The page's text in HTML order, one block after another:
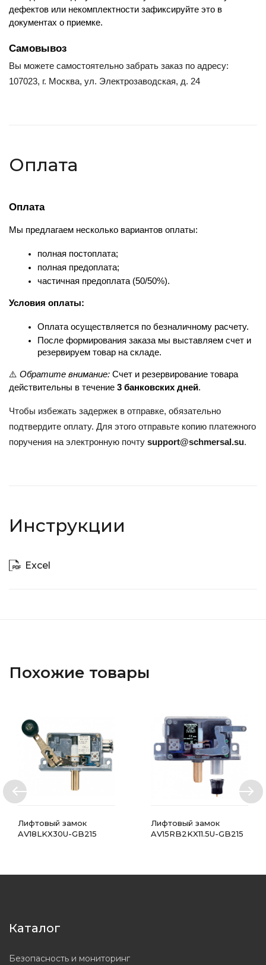
дефектов или некомплектности зафиксируйте это в
документах о приемке.
Самовывоз
Вы можете самостоятельно забрать заказ по адресу:
107023, г. Москва, ул. Электрозаводская, д. 24
Оплата
Оплата
Мы предлагаем несколько вариантов оплаты:
полная постоплата;
полная предоплата;
частичная предоплата (50/50%).
Условия оплаты:
Оплата осуществляется по безналичному расчету.
После формирования заказа мы выставляем счет и
резервируем товар на складе.
⚠️ Обратите внимание: Счет и резервирование товара
действительны в течение 3 банковских дней.
Чтобы избежать задержек в отправке, обязательно
подтвердите оплату. Для этого отправьте копию платежного
поручения на электронную почту support@schmersal.su.
Инструкции
Excel
Похожие товары
Лифтовый замок
AV18LKX30U-GB215
Лифтовый замок
AV15RB2KX11.5U-GB215
Каталог
Безопасность и мониторинг